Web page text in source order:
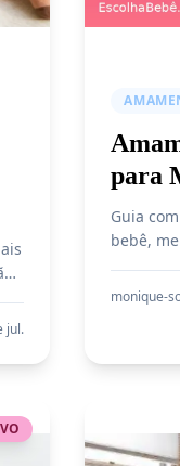
jul.
para
Guia
bebê,
monique-